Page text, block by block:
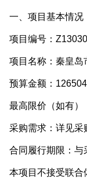
、项目基本情况
目编号：
目名称：秦皇岛市
算金额：
高限价（如有）
购需求：详见采
同履行期限：与
项目不接受联合